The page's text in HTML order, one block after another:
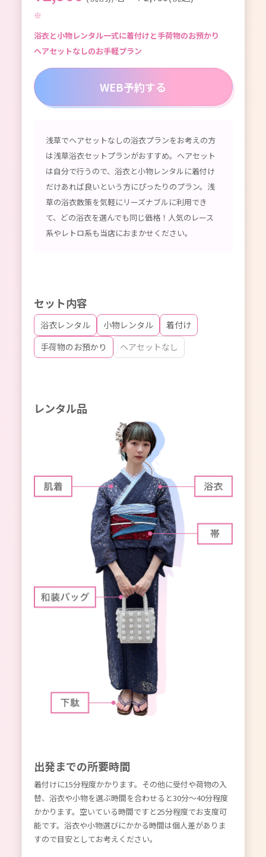
浴衣と小物レンタル一式に着付けと手荷物のお預かり
ヘアセットなしのお手軽プラン
WEB予約する
浅草でヘアセットなしの浴衣プランをお考えの方
は浅草浴衣セットプランがおすすめ。ヘアセット
は自分で行うので、浴衣と小物レンタルに着付け
だけあれば良いという方にぴったりのプラン。浅
草の浴衣散策を気軽にリーズナブルに利用でき
て、どの浴衣を選んでも同じ価格！人気のレース
系やレトロ系も当店におまかせください。
セット内容
浴衣レンタル 小物レンタル
着付け
手荷物のお預かり
ヘアセットなし
レンタル品
出発までの所要時間
着付けに15分程度かかります。その他に受付や荷物の入
替、浴衣や小物を選ぶ時間を合わせると30分〜40分程度
かかります。空いている時間ですと25分程度でお支度可
能です。浴衣や小物選びにかかる時間は個人差がありま
すので目安としてお考えください。